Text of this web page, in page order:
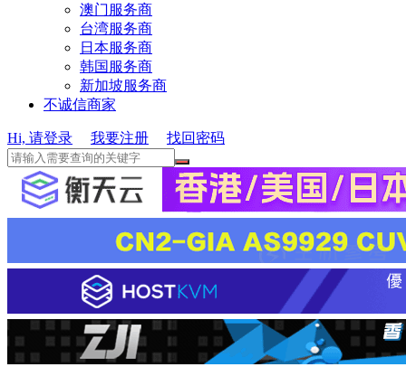
澳门服务商
台湾服务商
日本服务商
韩国服务商
新加坡服务商
不诚信商家
Hi, 请登录 我要注册 找回密码